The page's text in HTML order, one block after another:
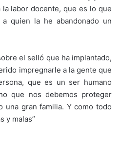
labor docente, que es lo que
quien la he abandonado un
el selló que ha implantado,
impregnarle a la gente que
que es un ser humano
que nos debemos proteger
una gran familia. Y como todo
y malas”